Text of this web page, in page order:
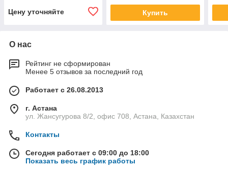
Цену уточняйте Купить
О нас
Рейтинг не сформирован
Менее 5 отзывов за последний год
Работает с 26.08.2013
г. Астана
ул. Жансугурова 8/2, офис 708, Астана, Казахстан
Контакты
Сегодня работает с 09:00 до 18:00
Показать весь график работы